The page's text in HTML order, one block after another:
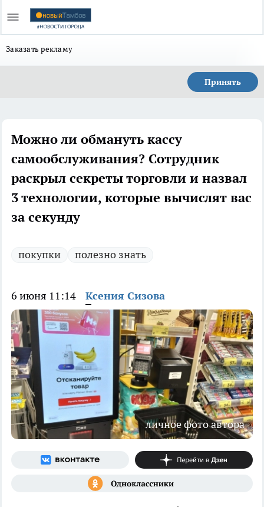
Заказать рекламу
Принять
Можно ли обмануть кассу
самообслуживания? Сотрудник
раскрыл секреты торговли и назвал
3 технологии, которые вычислят вас
за секунду
покупки полезно знать
6 июня 11:14 Ксения Сизова
личное фото автора